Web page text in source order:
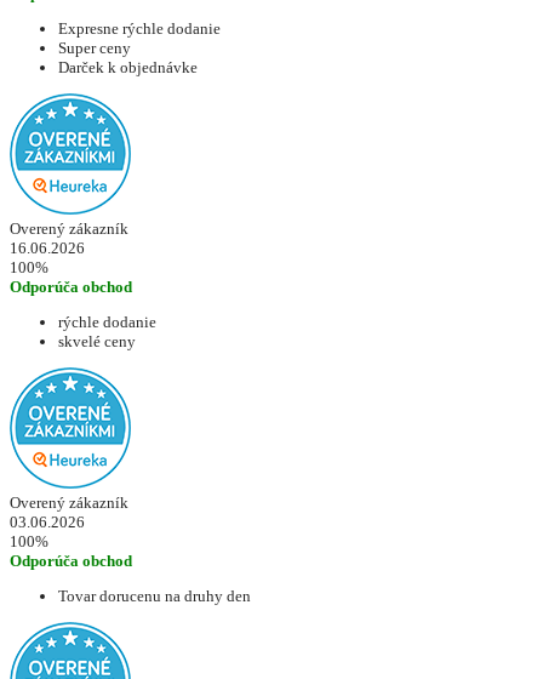
Expresne rýchle dodanie
Super ceny
Darček k objednávke
Overený zákazník
16.06.2026
100%
Odporúča obchod
rýchle dodanie
skvelé ceny
Overený zákazník
03.06.2026
100%
Odporúča obchod
Tovar dorucenu na druhy den